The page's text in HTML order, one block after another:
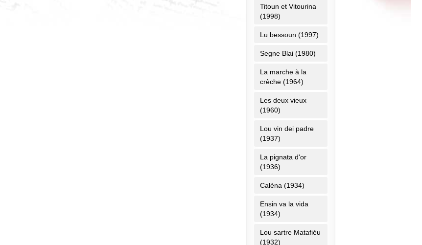
Titoun et Vitourina
(1998)
Lu bessoun (1997)
Segne Blai (1980)
La marche à la
crèche (1964)
Les deux vieux
(1960)
Lou vin dei padre
(1937)
La pignata d'or
(1936)
Calèna (1934)
Ensin va la vida
(1934)
Lou sartre Matafiéu
(1932)